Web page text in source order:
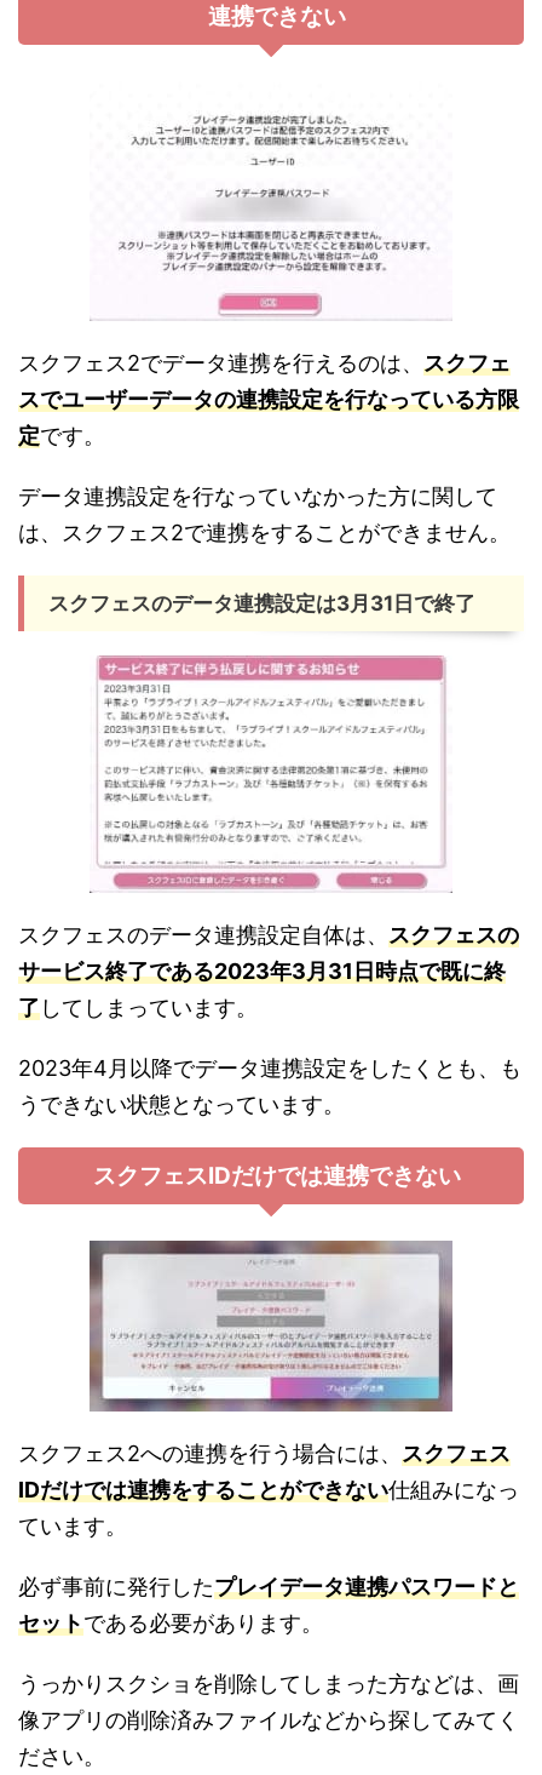
連携できない
スクフェス2でデータ連携を行えるのは、 スクフェ
スでユーザーデータの連携設定を行なっている方限
定です。
データ連携設定を行なっていなかった方に関して
は、スクフェス2で連携をすることができません。
スクフェスのデータ連携設定は3月31日で終了
スクフェスのデータ連携設定自体は、 スクフェスの
サービス終了である2023年3月31日時点で既に終
了してしまっています。
2023年4月以降でデータ連携設定をしたくとも、も
うできない状態となっています。
スクフェスIDだけでは連携できない
スクフェス2への連携を行う場合には、 スクフェス
IDだけでは連携をすることができない仕組みになっ
ています。
必ず事前に発行したプレイデータ連携パスワードと
セットである必要があります。
うっかりスクショを削除してしまった方などは、画
像アプリの削除済みファイルなどから探してみてく
ださい。